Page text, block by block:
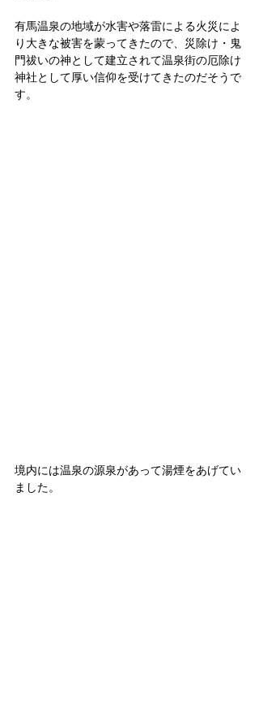
有馬温泉の地域が水害や落雷による火災によ
り大きな被害を蒙ってきたので、災除け・鬼
門祓いの神として建立されて温泉街の厄除け
神社として厚い信仰を受けてきたのだそうで
す。
境内には温泉の源泉があって湯煙をあげてい
ました。